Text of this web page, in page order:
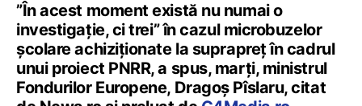
”În acest moment există nu numai o
investigaţie, ci trei” în cazul microbuzelor
școlare achiziționate la suprapreț în cadrul
unui proiect PNRR, a spus, marți, ministrul
Fondurilor Europene, Dragoș Pîslaru, citat